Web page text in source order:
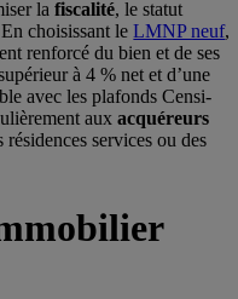
lafiscalité, le statut
En choisissant leLMNP neuf,
renforcé du bien et de ses
à 4 % net et d’une
avec les plafonds Censi-
auxacquéreurs
résidences services ou des